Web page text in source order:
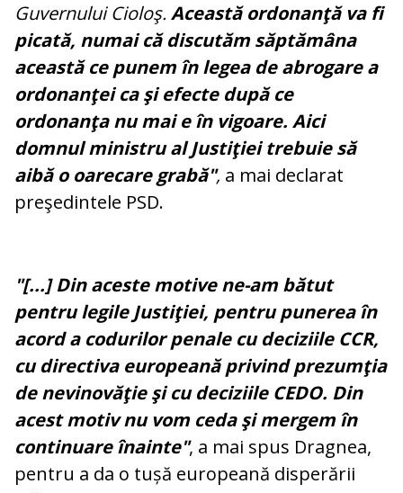
Guvernului Cioloş. Această ordonanţă va fi
picată, numai că discutăm săptămâna
această ce punem în legea de abrogare a
ordonanţei ca şi efecte după ce
ordonanţa nu mai e în vigoare. Aici
domnul ministru al Justiţiei trebuie să
aibă o oarecare grabă", a mai declarat
preşedintele PSD.
"[...] Din aceste motive ne-am bătut
pentru legile Justiţiei, pentru punerea în
acord a codurilor penale cu deciziile CCR,
cu directiva europeană privind prezumţia
de nevinovăţie şi cu deciziile CEDO. Din
acest motiv nu vom ceda şi mergem în
continuare înainte", a mai spus Dragnea,
pentru a da o tușă europeană disperării